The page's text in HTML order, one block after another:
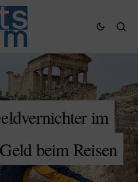
im
beim Reisen